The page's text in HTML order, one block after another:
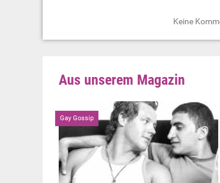
Keine
Aus unserem Magazin
Gay Gossip